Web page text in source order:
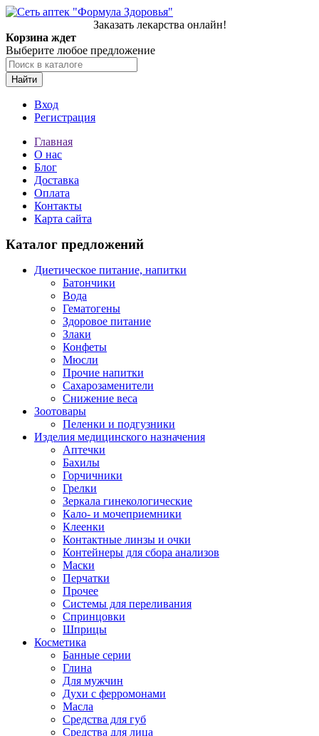
Заказать лекарства онлайн!
Корзина ждет
Выберите любое предложение
Найти
Вход
Регистрация
Главная
О нас
Блог
Доставка
Оплата
Контакты
Карта сайта
Каталог предложений
Диетическое питание, напитки
Батончики
Вода
Гематогены
Здоровое питание
Злаки
Конфеты
Мюсли
Прочие напитки
Сахарозаменители
Снижение веса
Зоотовары
Пеленки и подгузники
Изделия медицинского назначения
Аптечки
Бахилы
Горчичники
Грелки
Зеркала гинекологические
Кало- и мочеприемники
Клеенки
Контактные линзы и очки
Контейнеры для сбора анализов
Маски
Перчатки
Прочее
Системы для переливания
Спринцовки
Шприцы
Косметика
Банные серии
Глина
Для мужчин
Духи с ферромонами
Масла
Средства для губ
Средства для лица